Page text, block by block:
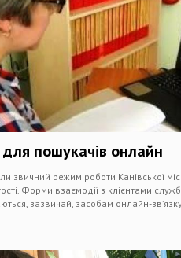
пошукачів онлайн
звичний режим роботи Канівської
Форми взаємодії з клієнтами
зазвичай, засобам онлайн-